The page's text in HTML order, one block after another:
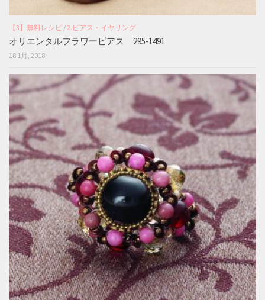
【3】無料レシピ /2.ピアス・イヤリング
オリエンタルフラワーピアス 295-1491
18 1月, 2018